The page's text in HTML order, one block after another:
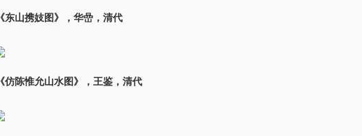
《东山携妓图》，华嵒，清代
《仿陈惟允山水图》，王鉴，清代